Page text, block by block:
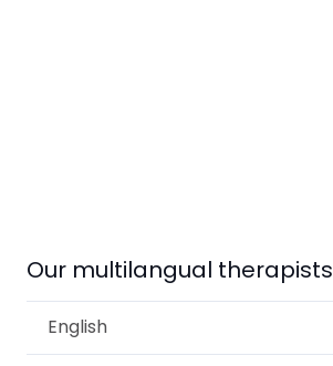
Our multilangual therapists
English